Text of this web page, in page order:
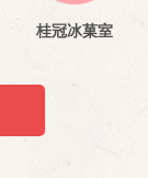
桂冠冰菓室